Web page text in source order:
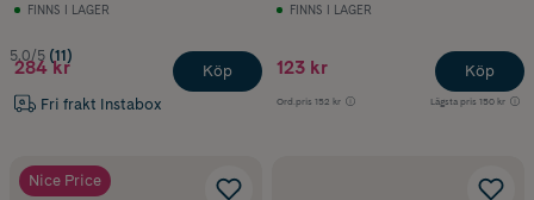
FINNS I LAGER
5.0/5 (11)
284 kr
Fri frakt Instabox
Köp
FINNS I LAGER
123 kr
Ord.pris 152 kr Lägsta pris 150 kr
Köp
Nice Price